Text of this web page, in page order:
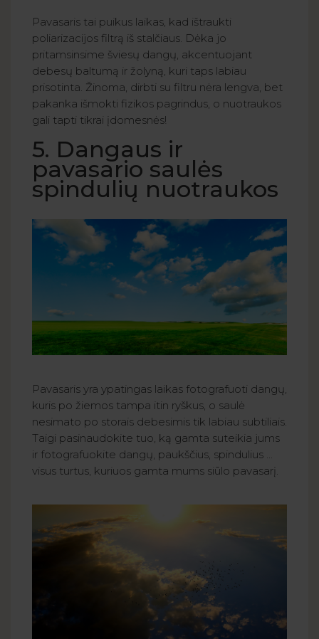
Pavasaris tai puikus laikas, kad ištraukti
poliarizacijos filtrą iš stalčiaus. Dėka jo
pritamsinsime šviesų dangų, akcentuojant
debesų baltumą ir žolyną, kuri taps labiau
prisotinta. Žinoma, dirbti su filtru nėra lengva, bet
pakanka išmokti fizikos pagrindus, o nuotraukos
gali tapti tikrai įdomesnės!
5. Dangaus ir
pavasario saulės
spindulių nuotraukos
Pavasaris yra ypatingas laikas fotografuoti dangų,
kuris po žiemos tampa itin ryškus, o saulė
nesimato po storais debesimis tik labiau subtiliais.
Taigi pasinaudokite tuo, ką gamta suteikia jums
ir fotografuokite dangų, paukščius, spindulius ...
visus turtus, kuriuos gamta mums siūlo pavasarį.